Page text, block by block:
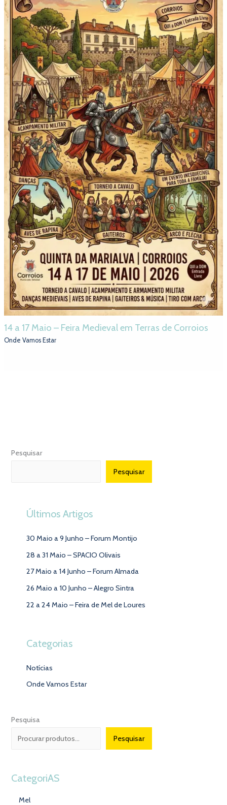
14 a 17 Maio – Feira Medieval em Terras de Corroios
Onde Vamos Estar
Pesquisar
Pesquisar
Últimos Artigos
30 Maio a 9 Junho – Forum Montijo
28 a 31 Maio – SPACIO Olivais
27 Maio a 14 Junho – Forum Almada
26 Maio a 10 Junho – Alegro Sintra
22 a 24 Maio – Feira de Mel de Loures
Categorias
Notícias
Onde Vamos Estar
Pesquisa
Pesquisar
CategoriAS
Mel